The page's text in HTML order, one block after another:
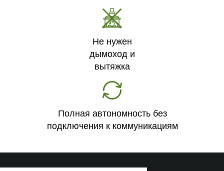
Не нужен
дымоход и
вытяжка
Полная автономность без
подключения к коммуникациям